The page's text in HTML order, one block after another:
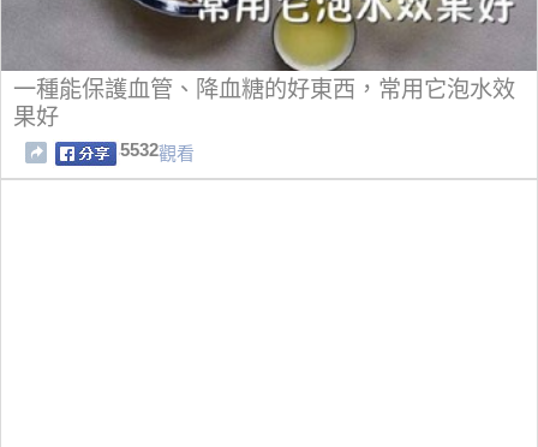
一種能保護血管、降血糖的好東西，常用它泡水效
果好
5532觀看